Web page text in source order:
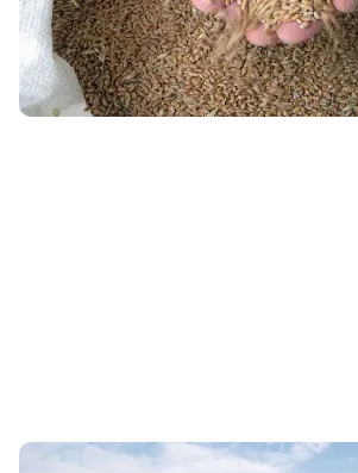
céréales d'hiver durant la dernière...
29 SEPT. 2025